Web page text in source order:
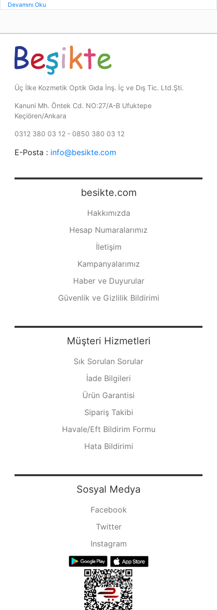
Devamını Oku
Üç İlke Kozmetik Optik Gıda İnş. İç ve Dış Tic. Ltd.Şti.
Kanuni Mh. Öntek Cd. NO:27/A-B Ufuktepe
Keçiören/Ankara
0312 380 03 12 - 0850 380 03 12
E-Posta : info@besikte.com
besikte.com
Hakkımızda
Hesap Numaralarımız
İletişim
Kampanyalarımız
Haber ve Duyurular
Güvenlik ve Gizlilik Bildirimi
Müşteri Hizmetleri
Sık Sorulan Sorular
İade Bilgileri
Ürün Garantisi
Sipariş Takibi
Havale/Eft Bildirim Formu
Hata Bildirimi
Sosyal Medya
Facebook
Twitter
Instagram